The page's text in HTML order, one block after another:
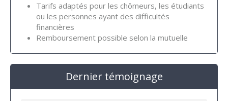
Tarifs adaptés pour les chômeurs, les étudiants
ou les personnes ayant des difficultés
financières
Remboursement possible selon la mutuelle
Dernier témoignage